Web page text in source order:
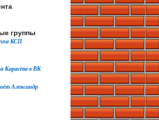
группы
КСП
Карасёва в ВК
Александр